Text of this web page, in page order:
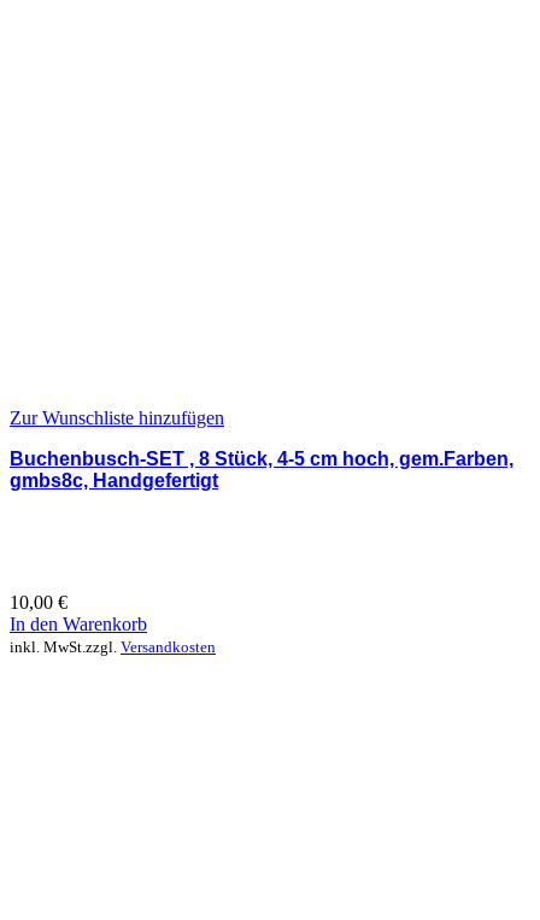
Zur Wunschliste hinzufügen
Buchenbusch-SET , 8 Stück, 4-5 cm hoch, gem.Farben,
gmbs8c, Handgefertigt
10,00 €
In den Warenkorb
inkl. MwSt.zzgl. Versandkosten